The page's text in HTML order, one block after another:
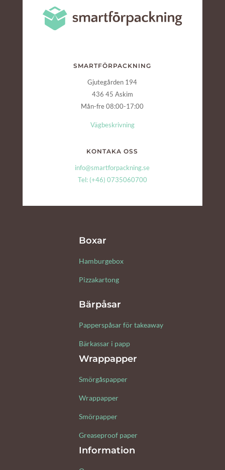
SMARTFÖRPACKNING
Gjutegården 194
436 45 Askim
Mån-fre 08:00-17:00
Vägbeskrivning
KONTAKA OSS
info@smartforpackning.se
Tel: (+46) 0735060700
Boxar
Hamburgebox
Pizzakartong
Bärpåsar
Papperspåsar för takeaway
Bärkassar i papp
Wrappapper
Smörgåspapper
Wrappapper
Smörpapper
Greaseproof paper
Information